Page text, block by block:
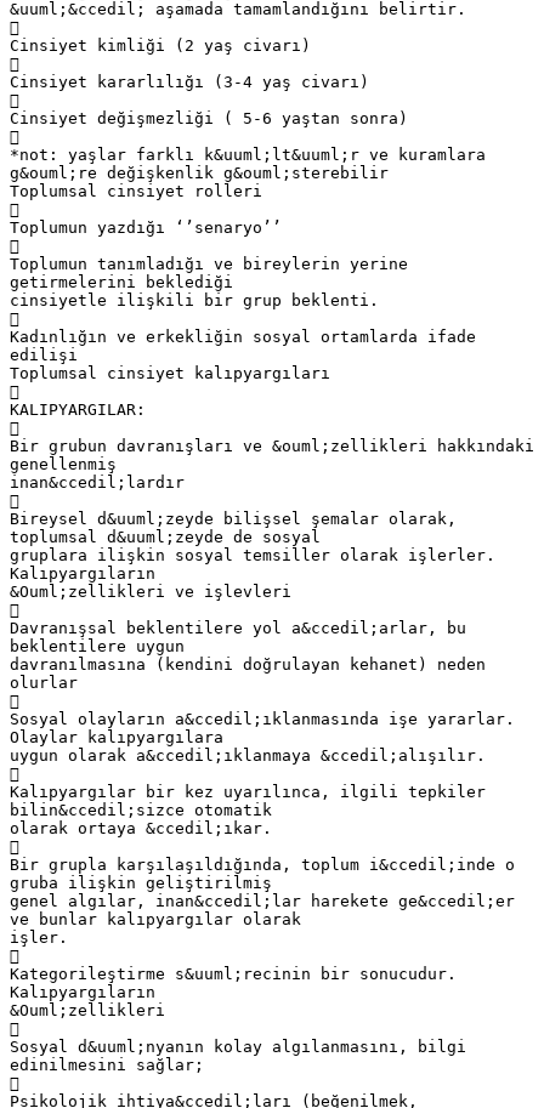
&uuml;&ccedil; aşamada tamamlandığını belirtir.

Cinsiyet kimliği (2 yaş civarı)

Cinsiyet kararlılığı (3-4 yaş civarı)

Cinsiyet değişmezliği ( 5-6 yaştan sonra)

*not: yaşlar farklı k&uuml;lt&uuml;r ve kuramlara
g&ouml;re değişkenlik g&ouml;sterebilir
Toplumsal cinsiyet rolleri

Toplumun yazdığı ‘’senaryo’’

Toplumun tanımladığı ve bireylerin yerine
getirmelerini beklediği
cinsiyetle ilişkili bir grup beklenti.

Kadınlığın ve erkekliğin sosyal ortamlarda ifade
edilişi
Toplumsal cinsiyet kalıpyargıları

KALIPYARGILAR:

Bir grubun davranışları ve &ouml;zellikleri hakkındaki
genellenmiş
inan&ccedil;lardır

Bireysel d&uuml;zeyde bilişsel şemalar olarak,
toplumsal d&uuml;zeyde de sosyal
gruplara ilişkin sosyal temsiller olarak işlerler.
Kalıpyargıların
&Ouml;zellikleri ve işlevleri

Davranışsal beklentilere yol a&ccedil;arlar, bu
beklentilere uygun
davranılmasına (kendini doğrulayan kehanet) neden
olurlar

Sosyal olayların a&ccedil;ıklanmasında işe yararlar.
Olaylar kalıpyargılara
uygun olarak a&ccedil;ıklanmaya &ccedil;alışılır.

Kalıpyargılar bir kez uyarılınca, ilgili tepkiler
bilin&ccedil;sizce otomatik
olarak ortaya &ccedil;ıkar.

Bir grupla karşılaşıldığında, toplum i&ccedil;inde o
gruba ilişkin geliştirilmiş
genel algılar, inan&ccedil;lar harekete ge&ccedil;er
ve bunlar kalıpyargılar olarak
işler.

Kategorileştirme s&uuml;recinin bir sonucudur.
Kalıpyargıların
&Ouml;zellikleri

Sosyal d&uuml;nyanın kolay algılanmasını, bilgi
edinilmesini sağlar;

Psikolojik ihtiya&ccedil;ları (beğenilmek,